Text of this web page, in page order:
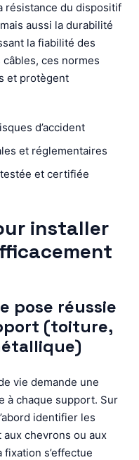
résistance du dispositif
aussi la durabilité
la fiabilité des
ces normes
et protègent
d’accident
et réglementaires
et certifiée
installer
pose réussie
(toiture,
vie demande une
à chaque support. Sur
identifier les
aux chevrons ou aux
s’effectue